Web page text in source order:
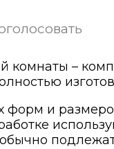
–
и